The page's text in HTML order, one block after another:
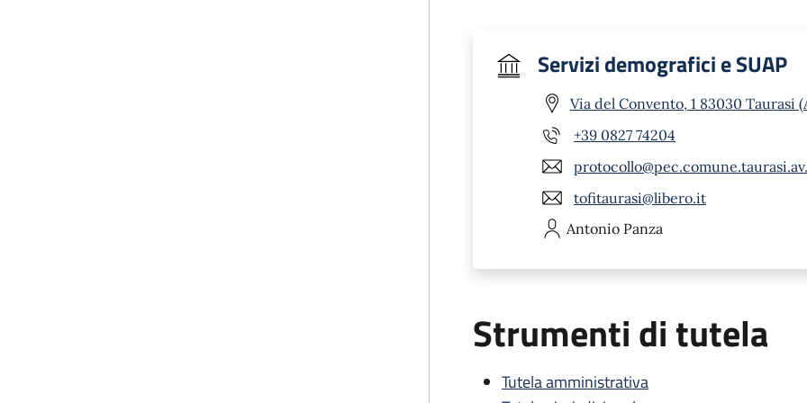
Servizi demografici e SUAP
Via del Convento, 1 83030 Taurasi
+39 0827 74204
tofitaurasi@libero.it
Antonio Panza
Strumenti di tutela
Tutela amministrativa